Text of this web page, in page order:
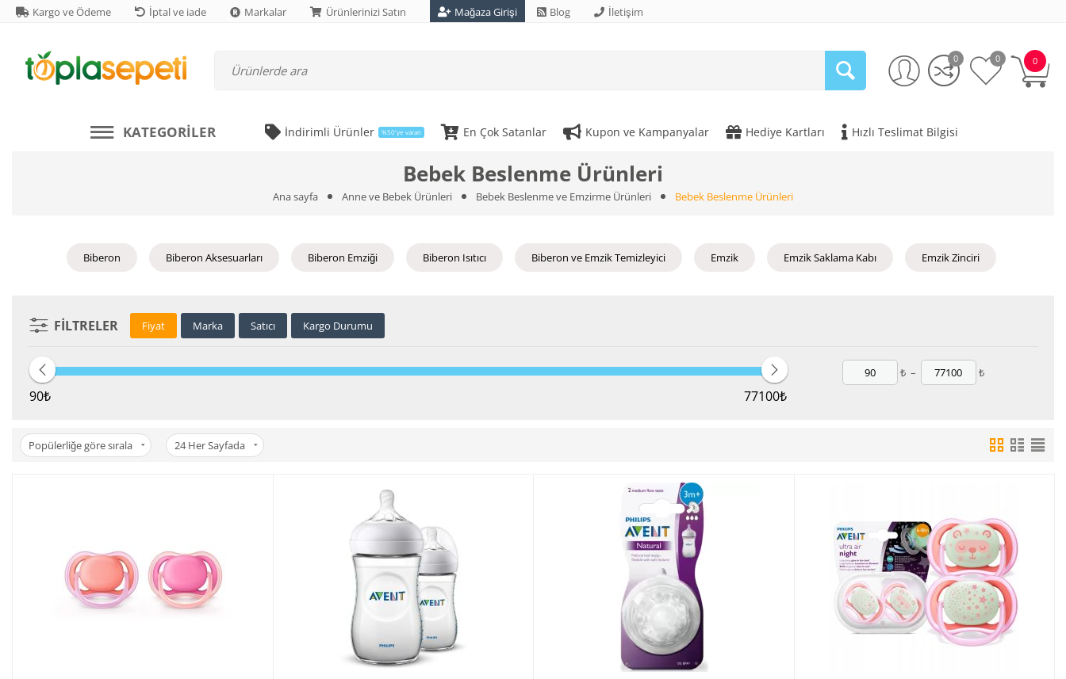
Kargo ve Ödeme İptal ve iade Markalar Ürünlerinizi Satın Mağaza Girişi Blog İletişim
0
0 0
KATEGORILER İndirimli Ürünler %50'ye varan En Çok Satanlar Kupon ve Kampanyalar Hediye Kartları Hızlı Teslimat Bilgisi
Bebek Beslenme Ürünleri
Ana sayfa Anne ve Bebek Ürünleri Bebek Beslenme ve Emzirme Ürünleri Bebek Beslenme Ürünleri
Biberon Biberon Aksesuarları Biberon Emziği Biberon Isıtıcı Biberon ve Emzik Temizleyici Emzik Emzik Saklama Kabı Emzik Zinciri
FILTRELER Fiyat Marka Satıcı Kargo Durumu
90₺ 77100₺
₺ – ₺
Popülerliğe göre sırala 24Her Sayfada